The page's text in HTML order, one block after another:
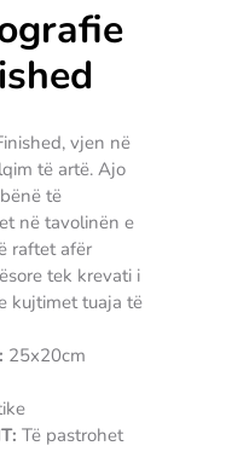
vjen në
të artë. Ajo
të
në tavolinën e
raftet afër
tek krevati i
kujtimet tuaja të
25x20cm
Të pastrohet